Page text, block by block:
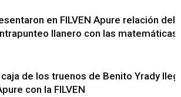
en FILVEN Apure relación del
llanero con las matemáticas
caja de los truenos de Benito Yrady
con la FILVEN